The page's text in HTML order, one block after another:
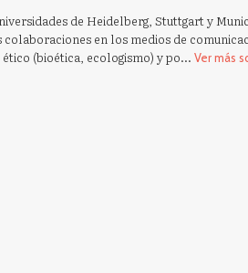
de Heidelberg, Stuttgart y
en los medios de
(bioética, ecologismo) y po... Ver más